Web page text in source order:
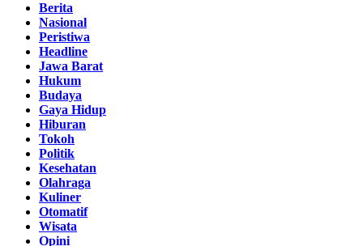
Berita
Nasional
Peristiwa
Headline
Jawa Barat
Hukum
Budaya
Gaya Hidup
Hiburan
Tokoh
Politik
Kesehatan
Olahraga
Kuliner
Otomatif
Wisata
Opini